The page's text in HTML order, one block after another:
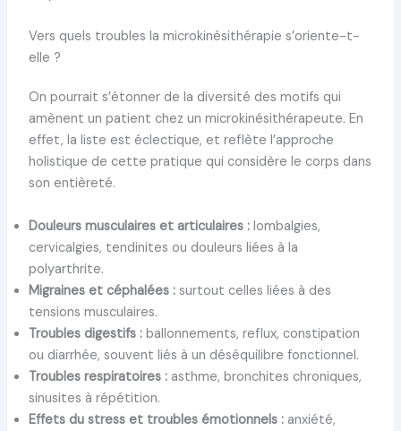
Vers quels troubles la microkinésithérapie s’oriente-t-
elle ?
On pourrait s’étonner de la diversité des motifs qui
amènent un patient chez un microkinésithérapeute. En
effet, la liste est éclectique, et reflète l’approche
holistique de cette pratique qui considère le corps dans
son entièreté.
Douleurs musculaires et articulaires :lombalgies,
cervicalgies, tendinites ou douleurs liées à la
polyarthrite.
Migraines et céphalées :surtout celles liées à des
tensions musculaires.
Troubles digestifs :ballonnements, reflux, constipation
ou diarrhée, souvent liés à un déséquilibre fonctionnel.
Troubles respiratoires :asthme, bronchites chroniques,
sinusites à répétition.
Effets du stress et troubles émotionnels :anxiété,